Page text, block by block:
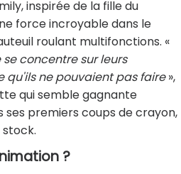
inspirée de la fille du
force incroyable dans le
roulant multifonctions. «
concentre sur leurs
qu'ils ne pouvaient pas faire»,
qui semble gagnante
ses premiers coups de crayon,
?